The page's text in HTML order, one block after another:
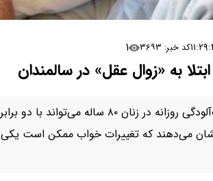
کد خبر: ۳۶۹۳ ۱
به «زوال عقل» در سالمندان
محققان دریافته‌اند که افزایش خواب‌آلودگی
می‌دهند که تغییرات خواب ممکن است یکی